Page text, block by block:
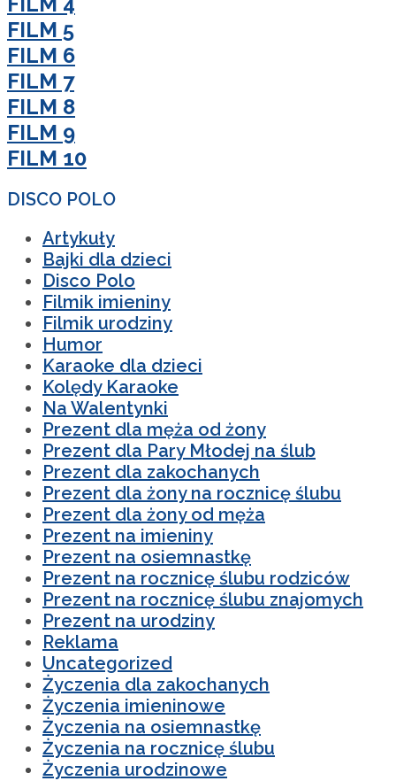
FILM 5
FILM 6
FILM 7
FILM 8
FILM 9
FILM 10
DISCO POLO
Artykuły
Bajki dla dzieci
Disco Polo
Filmik imieniny
Filmik urodziny
Humor
Karaoke dla dzieci
Kolędy Karaoke
Na Walentynki
Prezent dla męża od żony
Prezent dla Pary Młodej na ślub
Prezent dla zakochanych
Prezent dla żony na rocznicę ślubu
Prezent dla żony od męża
Prezent na imieniny
Prezent na osiemnastkę
Prezent na rocznicę ślubu rodziców
Prezent na rocznicę ślubu znajomych
Prezent na urodziny
Reklama
Uncategorized
Życzenia dla zakochanych
Życzenia imieninowe
Życzenia na osiemnastkę
Życzenia na rocznicę ślubu
Życzenia urodzinowe